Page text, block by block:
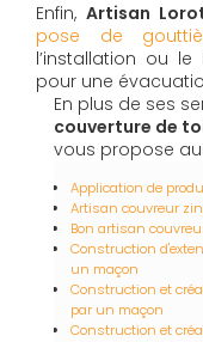
Enfin, Artisan
pose de
l’installation ou
pour une
En plus de ses
couverture de
vous propose
Application de
Artisan couvreur
Bon artisan
Construction
un maçon
Construction et
par un maçon
Construction et